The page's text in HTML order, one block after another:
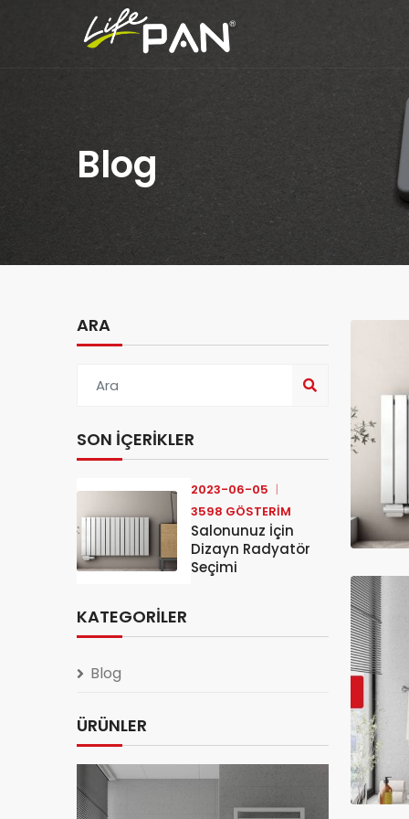
Blog
ARA
SON İÇERIKLER
2023-06-05
3598 GÖSTERIM
Salonunuz İçin
Dizayn Radyatör
Seçimi
KATEGORILER
Blog
ÜRÜNLER